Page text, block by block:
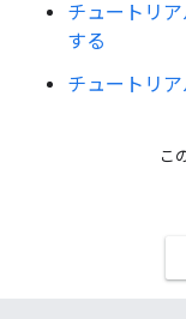
チュートリ
する
チュートリ
こ